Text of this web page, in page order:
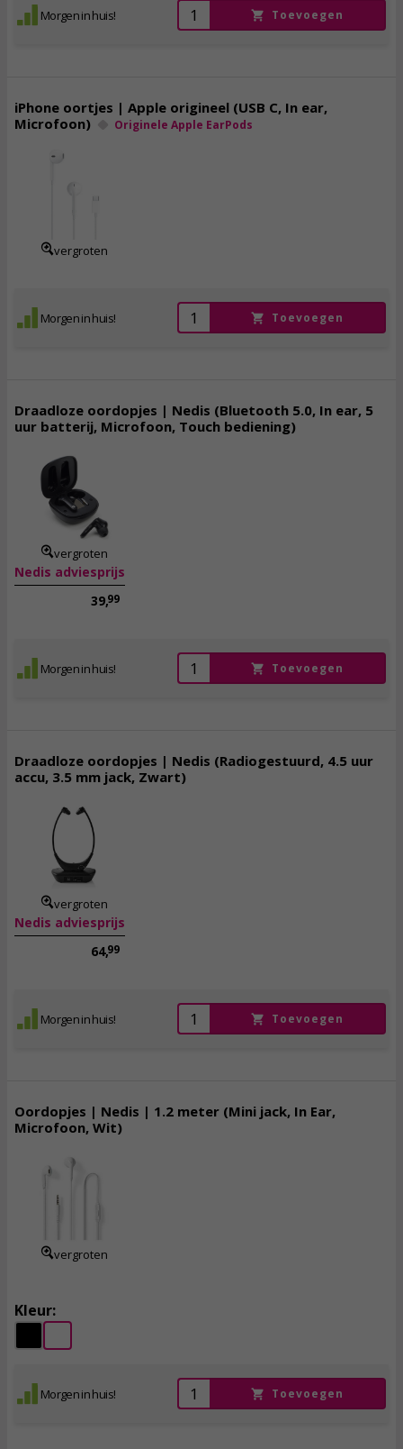
Morgen in huis! Toevoegen
iPhone oortjes | Apple origineel (USB C, In ear,
Microfoon)
Originele Apple EarPods
vergroten
Morgen in huis! Toevoegen
Draadloze oordopjes | Nedis (Bluetooth 5.0, In ear, 5
uur batterij, Microfoon, Touch bediening)
vergroten
Nedis adviesprijs
39,99
Morgen in huis! Toevoegen
Draadloze oordopjes | Nedis (Radiogestuurd, 4.5 uur
accu, 3.5 mm jack, Zwart)
vergroten
Nedis adviesprijs
64,99
Morgen in huis! Toevoegen
Oordopjes | Nedis | 1.2 meter (Mini jack, In Ear,
Microfoon, Wit)
vergroten
Kleur:
Morgen in huis! Toevoegen